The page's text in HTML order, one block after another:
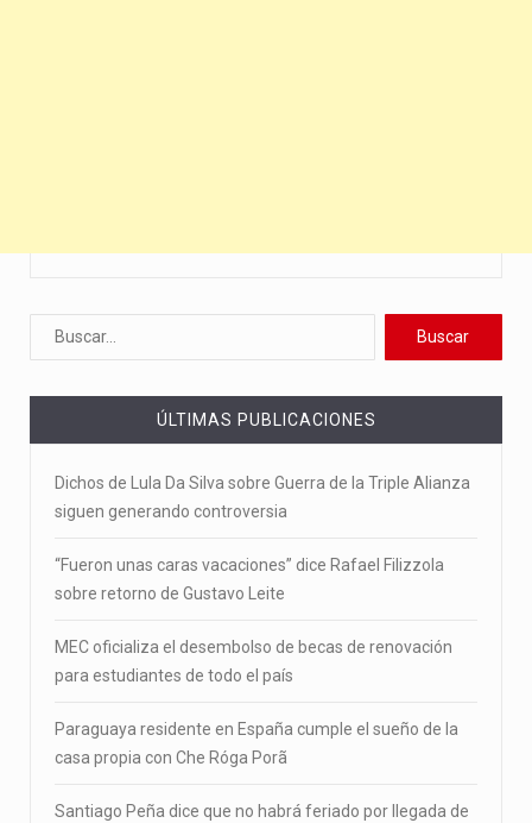
ÚLTIMAS PUBLICACIONES
Dichos de Lula Da Silva sobre Guerra de la Triple Alianza
siguen generando controversia
“Fueron unas caras vacaciones” dice Rafael Filizzola
sobre retorno de Gustavo Leite
MEC oficializa el desembolso de becas de renovación
para estudiantes de todo el país
Paraguaya residente en España cumple el sueño de la
casa propia con Che Róga Porã
Santiago Peña dice que no habrá feriado por llegada de